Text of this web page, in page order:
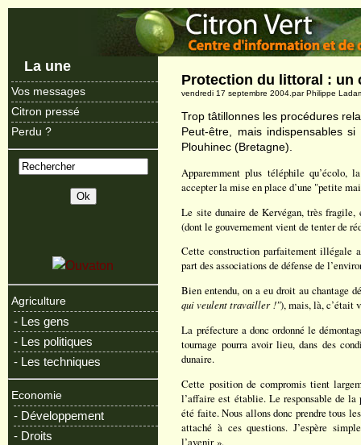
La une
Vos messages
Citron pressé
Perdu ?
Agriculture
- Les gens
- Les politiques
- Les techniques
Economie
- Développement
- Droits
Protection du littoral : un
vendredi 17 septembre 2004.par Philippe
Trop tâtillonnes les procédures
Peut-être, mais indispensables
Plouhinec (Bretagne).
Apparemment plus téléphile qu’écolo,
accepter la mise en place d’une "petite
Le site dunaire de Kervégan, très
(dont le gouvernement vient de tenter de
Cette construction parfaitement illégale
part des associations de défense de
Bien entendu, on a eu droit au chantage
qui veulent travailler !"), mais, là, c’était
La préfecture a donc ordonné le
tournage pourra avoir lieu, dans des
dunaire.
Cette position de compromis tient
l’affaire est établie. Le responsable de
été faite. Nous allons donc prendre tous
attaché à ces questions. J’espère
l’avenir ».